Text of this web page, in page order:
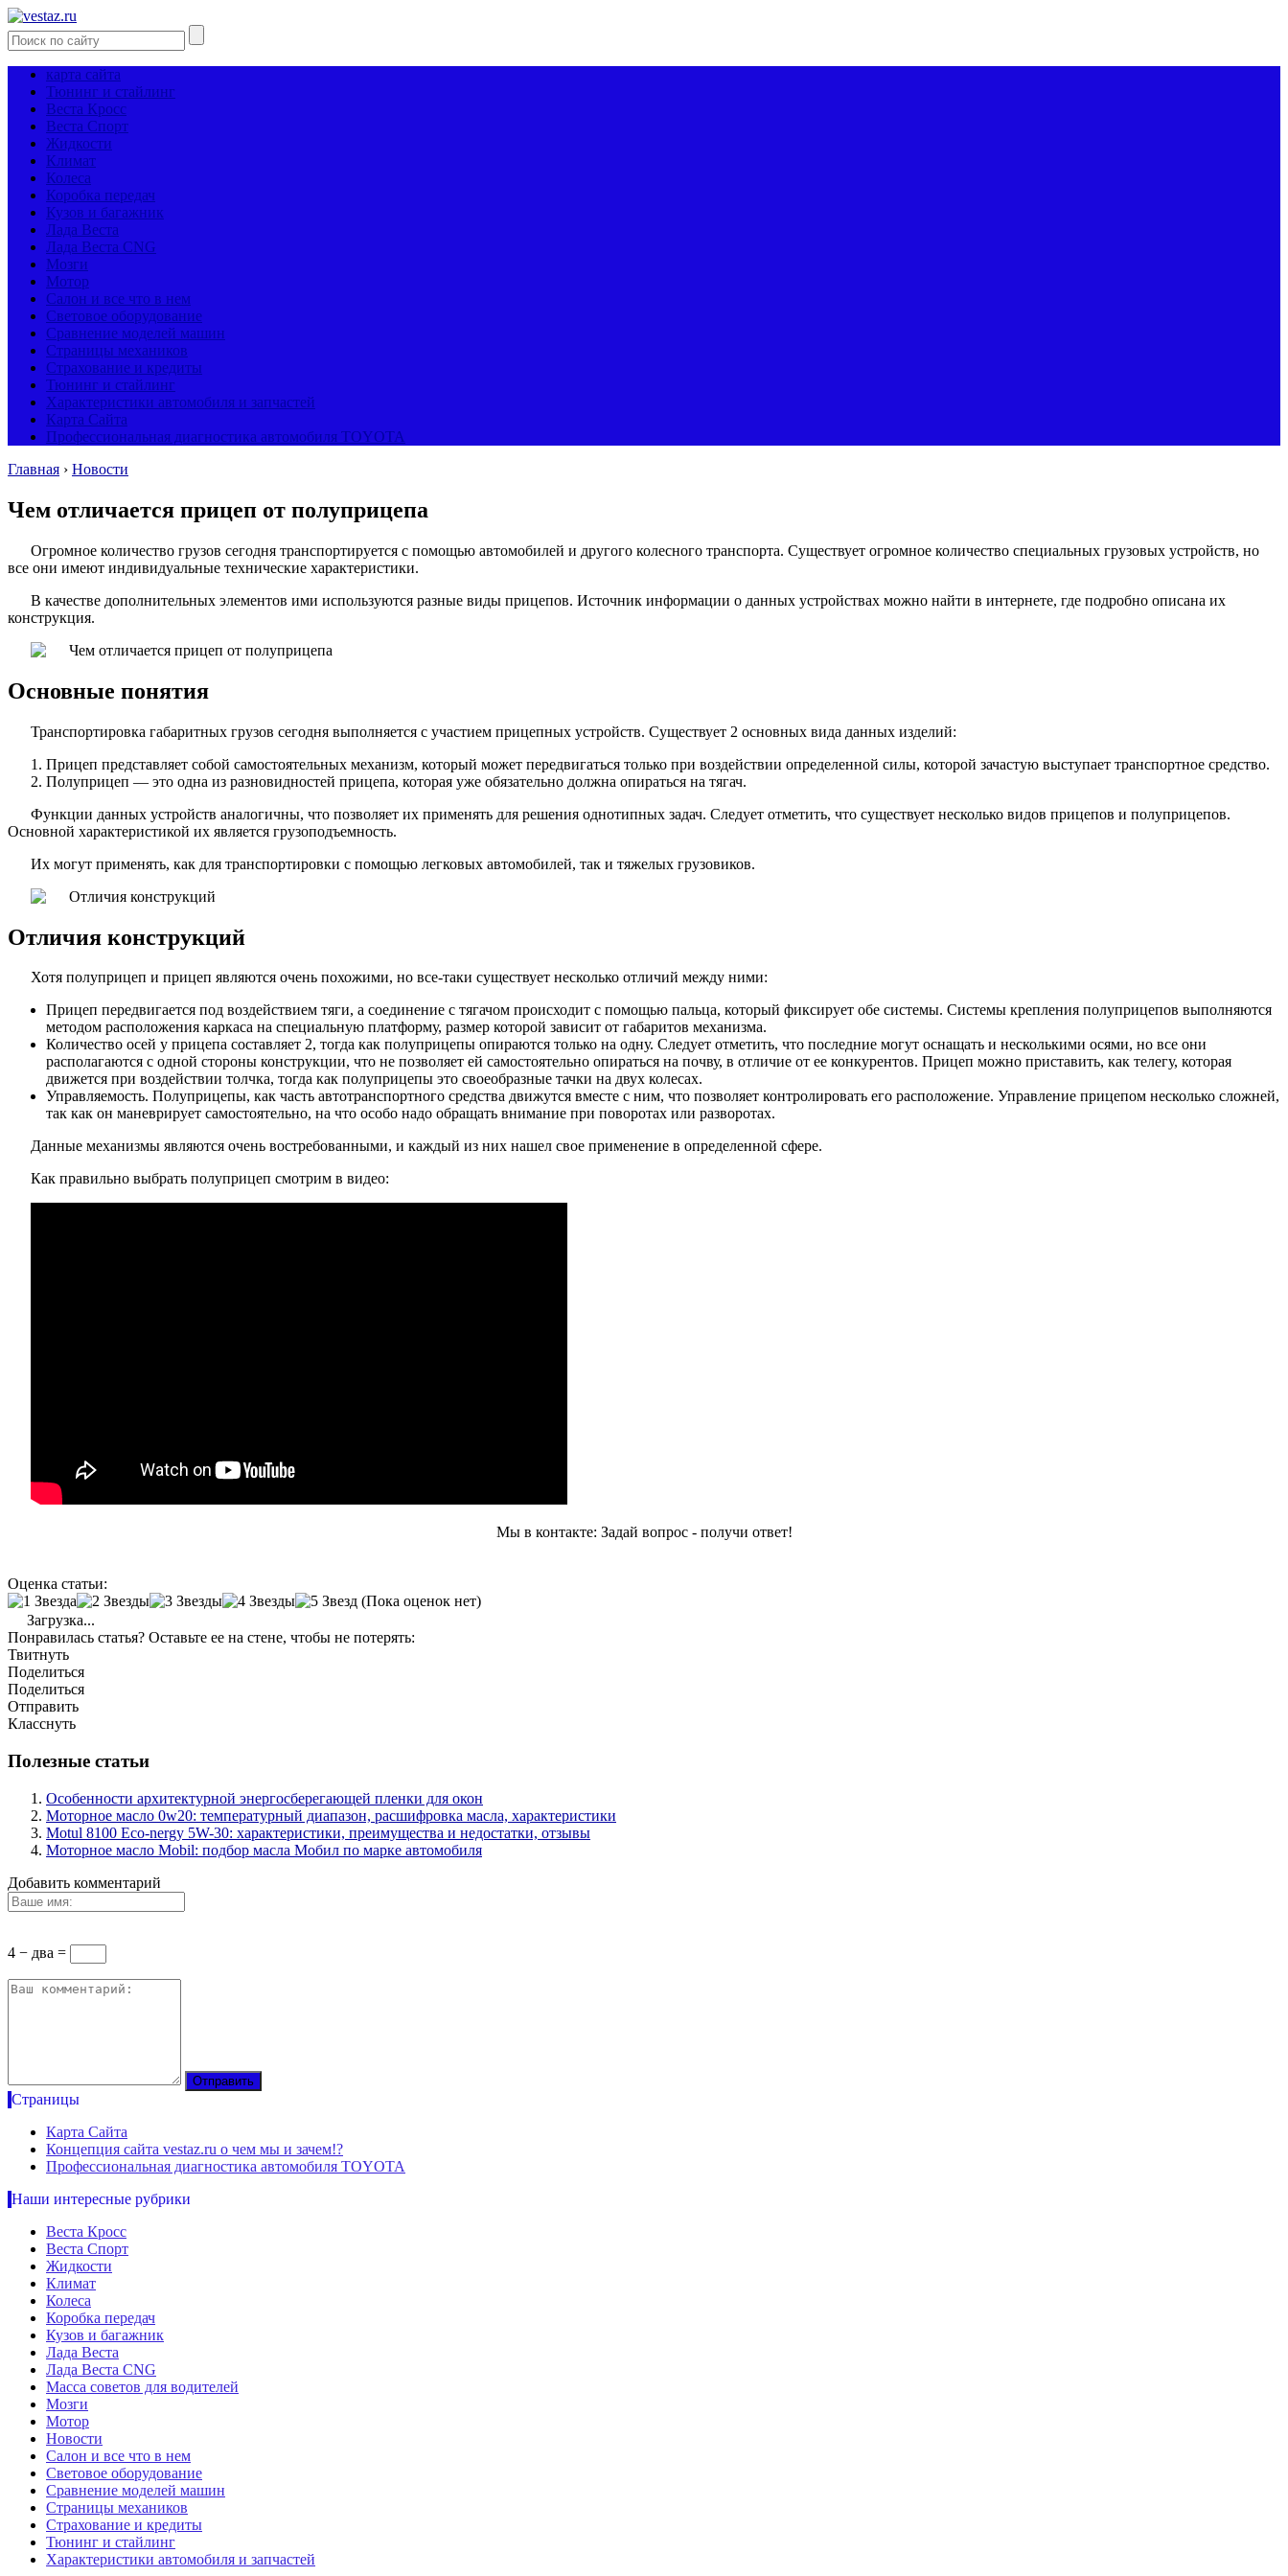
карта сайта
Тюнинг и стайлинг
Веста Кросс
Веста Спорт
Жидкости
Климат
Колеса
Коробка передач
Кузов и багажник
Лада Веста
Лада Веста CNG
Мозги
Мотор
Салон и все что в нем
Световое оборудование
Сравнение моделей машин
Страницы механиков
Страхование и кредиты
Тюнинг и стайлинг
Характеристики автомобиля и запчастей
Карта Сайта
Профессиональная диагностика автомобиля TOYOTA
Главная › Новости
Чем отличается прицеп от полуприцепа
Огромное количество грузов сегодня транспортируется с помощью автомобилей и другого колесного транспорта. Существует огромное количество специальных грузовых устройств, но
все они имеют индивидуальные технические характеристики.
В качестве дополнительных элементов ими используются разные виды прицепов. Источник информации о данных устройствах можно найти в интернете, где подробно описана их
конструкция.
Основные понятия
Транспортировка габаритных грузов сегодня выполняется с участием прицепных устройств. Существует 2 основных вида данных изделий:
Прицеп представляет собой самостоятельных механизм, который может передвигаться только при воздействии определенной силы, которой зачастую выступает транспортное средство.
Полуприцеп — это одна из разновидностей прицепа, которая уже обязательно должна опираться на тягач.
Функции данных устройств аналогичны, что позволяет их применять для решения однотипных задач. Следует отметить, что существует несколько видов прицепов и полуприцепов.
Основной характеристикой их является грузоподъемность.
Их могут применять, как для транспортировки с помощью легковых автомобилей, так и тяжелых грузовиков.
Отличия конструкций
Хотя полуприцеп и прицеп являются очень похожими, но все-таки существует несколько отличий между ними:
Прицеп передвигается под воздействием тяги, а соединение с тягачом происходит с помощью пальца, который фиксирует обе системы. Системы крепления полуприцепов выполняются
методом расположения каркаса на специальную платформу, размер которой зависит от габаритов механизма.
Количество осей у прицепа составляет 2, тогда как полуприцепы опираются только на одну. Следует отметить, что последние могут оснащать и несколькими осями, но все они
располагаются с одной стороны конструкции, что не позволяет ей самостоятельно опираться на почву, в отличие от ее конкурентов. Прицеп можно приставить, как телегу, которая
движется при воздействии толчка, тогда как полуприцепы это своеобразные тачки на двух колесах.
Управляемость. Полуприцепы, как часть автотранспортного средства движутся вместе с ним, что позволяет контролировать его расположение. Управление прицепом несколько сложней,
так как он маневрирует самостоятельно, на что особо надо обращать внимание при поворотах или разворотах.
Данные механизмы являются очень востребованными, и каждый из них нашел свое применение в определенной сфере.
Как правильно выбрать полуприцеп смотрим в видео:
Мы в контакте: Задай вопрос - получи ответ!
Оценка статьи:
(Пока оценок нет)
Загрузка...
Понравилась статья? Оставьте ее на стене, чтобы не потерять:
Твитнуть
Поделиться
Поделиться
Отправить
Класснуть
Полезные статьи
Особенности архитектурной энергосберегающей пленки для окон
Моторное масло 0w20: температурный диапазон, расшифровка масла, характеристики
Motul 8100 Eco-nergy 5W-30: характеристики, преимущества и недостатки, отзывы
Моторное масло Mobil: подбор масла Мобил по марке автомобиля
Добавить комментарий
4 − два =
Страницы
Карта Сайта
Концепция сайта vestaz.ru о чем мы и зачем!?
Профессиональная диагностика автомобиля TOYOTA
Наши интересные рубрики
Веста Кросс
Веста Спорт
Жидкости
Климат
Колеса
Коробка передач
Кузов и багажник
Лада Веста
Лада Веста CNG
Масса советов для водителей
Мозги
Мотор
Новости
Салон и все что в нем
Световое оборудование
Сравнение моделей машин
Страницы механиков
Страхование и кредиты
Тюнинг и стайлинг
Характеристики автомобиля и запчастей